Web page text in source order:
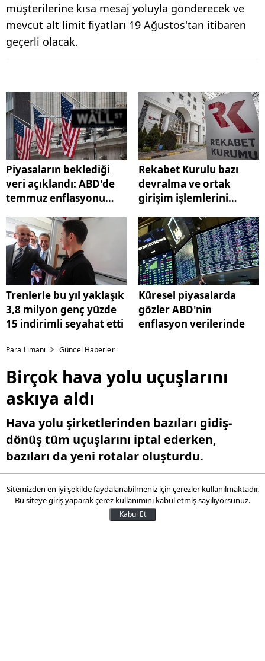
müşterilerine kısa mesaj yoluyla gönderecek ve
mevcut alt limit fiyatları 19 Ağustos'tan itibaren
geçerli olacak.
Piyasaların beklediği
veri açıklandı: ABD'de
temmuz enflasyonu
Rekabet Kurulu bazı
devralma ve ortak
girişim işlemlerini
Trenlerle bu yıl yaklaşık
3,8 milyon genç yüzde
15 indirimli seyahat etti
Küresel piyasalarda
gözler ABD'nin
enflasyon verilerinde
Para Limanı Güncel Haberler
Birçok hava yolu uçuşlarını
askıya aldı
Hava yolu şirketlerinden bazıları gidiş-
dönüş tüm uçuşlarını iptal ederken,
bazıları da yeni rotalar oluşturdu.
14 Ağustos 2024 13:11
Sitemizden en iyi şekilde faydalanabilmeniz için çerezler kullanılmaktadır.
Bu siteye giriş yaparakçerez kullanımını kabul etmiş sayılıyorsunuz.
Kabul Et